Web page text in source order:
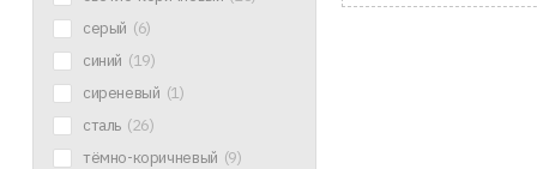
серый (6)
синий (19)
сиреневый (1)
сталь (26)
тёмно-коричневый (9)